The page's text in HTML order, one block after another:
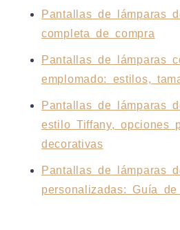
Pantallas de lámparas
completa de compra
Pantallas de lámparas
emplomado: estilos,
Pantallas de lámparas
estilo Tiffany, opciones
decorativas
Pantallas de lámparas
personalizadas: Guía